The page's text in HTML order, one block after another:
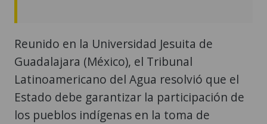
Reunido en la Universidad Jesuita de
Guadalajara (México), el Tribunal
Latinoamericano del Agua resolvió que el
Estado debe garantizar la participación de
los pueblos indígenas en la toma de